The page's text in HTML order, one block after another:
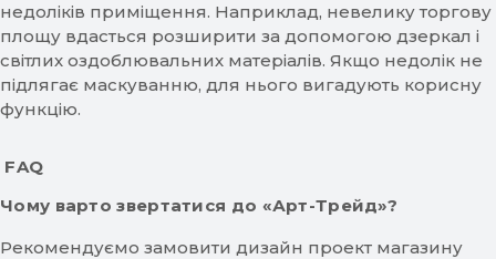
недоліків приміщення. Наприклад, невелику торгову
площу вдасться розширити за допомогою дзеркал і
світлих оздоблювальних матеріалів. Якщо недолік не
підлягає маскуванню, для нього вигадують корисну
функцію.
FAQ
Чому варто звертатися до «Арт-Трейд»?
Рекомендуємо замовити дизайн проект магазину